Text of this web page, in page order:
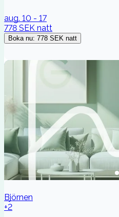
aug. 10 - 17
778 SEK natt
Boka nu: 778 SEK natt
Björnen
+2